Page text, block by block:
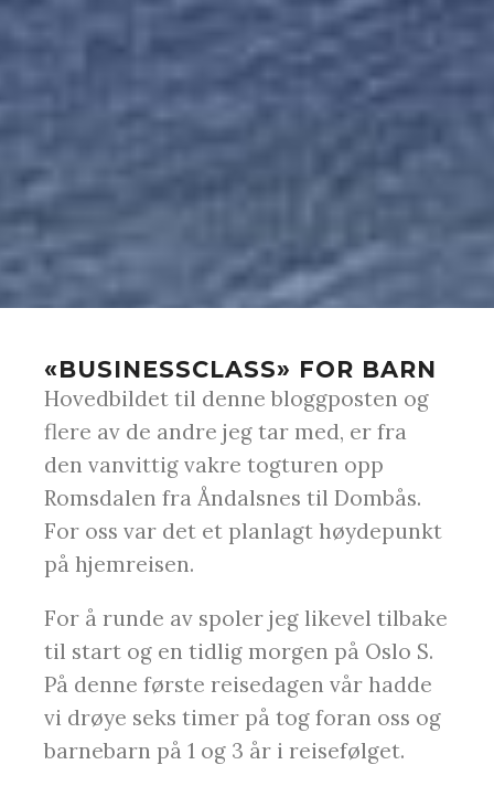
«BUSINESSCLASS» FOR BARN
Hovedbildet til denne bloggposten og
flere av de andre jeg tar med, er fra
den vanvittig vakre togturen opp
Romsdalen fra Åndalsnes til Dombås.
For oss var det et planlagt høydepunkt
på hjemreisen.
For å runde av spoler jeg likevel tilbake
til start og en tidlig morgen på Oslo S.
På denne første reisedagen vår hadde
vi drøye seks timer på tog foran oss og
barnebarn på 1 og 3 år i reisefølget.